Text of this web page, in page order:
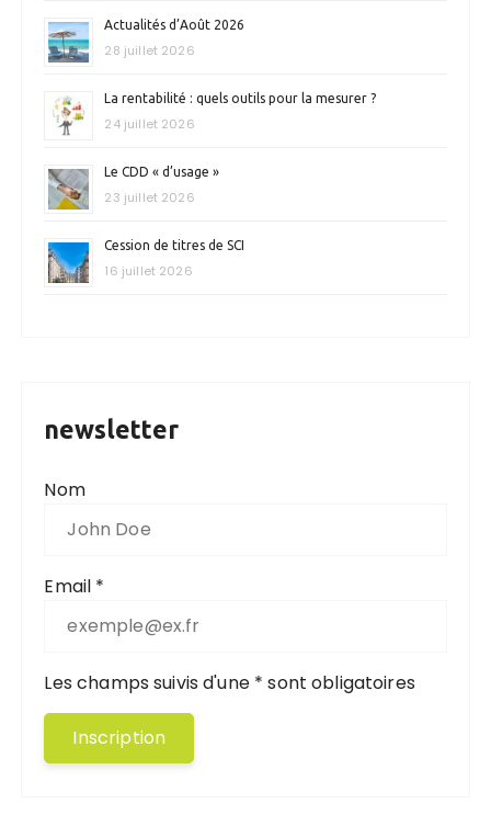
Actualités d’Août 2026
28 juillet 2026
La rentabilité : quels outils pour la mesurer ?
24 juillet 2026
Le CDD « d’usage »
23 juillet 2026
Cession de titres de SCI
16 juillet 2026
newsletter
Nom
Email *
Les champs suivis d'une * sont obligatoires